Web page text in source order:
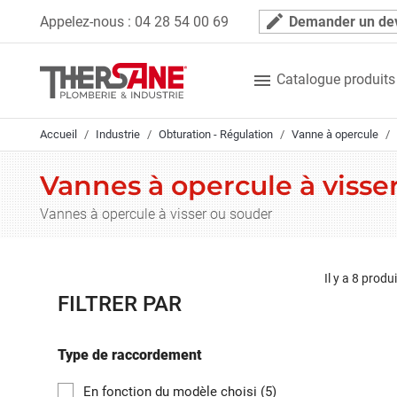
Appelez-nous : 04 28 54 00 69 mode_edit Demander un
 Catalogue produits
Accueil Industrie Obturation - Régulation Vanne à opercule
Vannes à opercule à
Vannes à opercule à visser ou souder
FILTRER PAR
Type de raccordement
En fonction du modèle choisi (5)
Il y a 8